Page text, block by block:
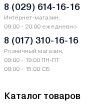
Каталог товаров
8 (029) 614-16-16
Интернет-магазин,
09:00 - 20:00 ежедневно
8 (017) 310-16-16
Розничный магазин,
09:00 - 19:00 ПН-ПТ
09:00 - 15:00 СБ